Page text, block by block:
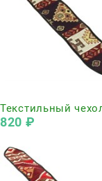
Текстильный
820 ₽